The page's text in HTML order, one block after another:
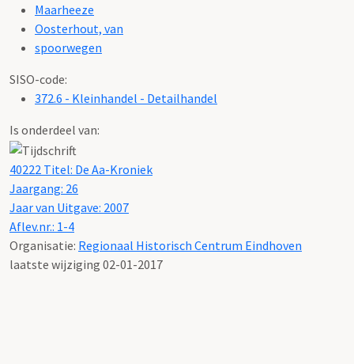
Maarheeze
Oosterhout, van
spoorwegen
SISO-code:
372.6 - Kleinhandel - Detailhandel
Is onderdeel van:
40222 Titel: De Aa-Kroniek
Jaargang: 26
Jaar van Uitgave: 2007
Aflev.nr.: 1-4
Organisatie: Regionaal Historisch Centrum Eindhoven
laatste wijziging 02-01-2017